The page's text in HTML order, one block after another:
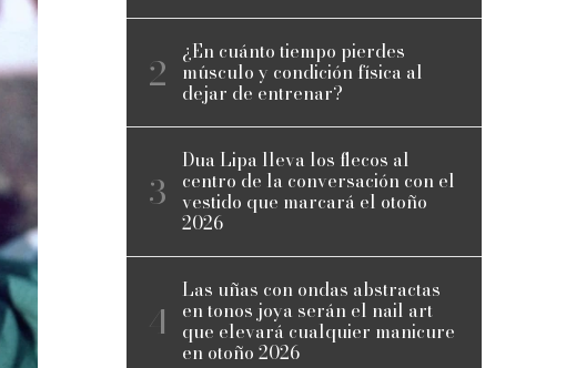
¿En cuánto tiempo pierdes
músculo y condición física al
dejar de entrenar?
Dua Lipa lleva los flecos al
centro de la conversación con el
vestido que marcará el otoño
2026
Las uñas con ondas abstractas
en tonos joya serán el nail art
que elevará cualquier manicure
en otoño 2026